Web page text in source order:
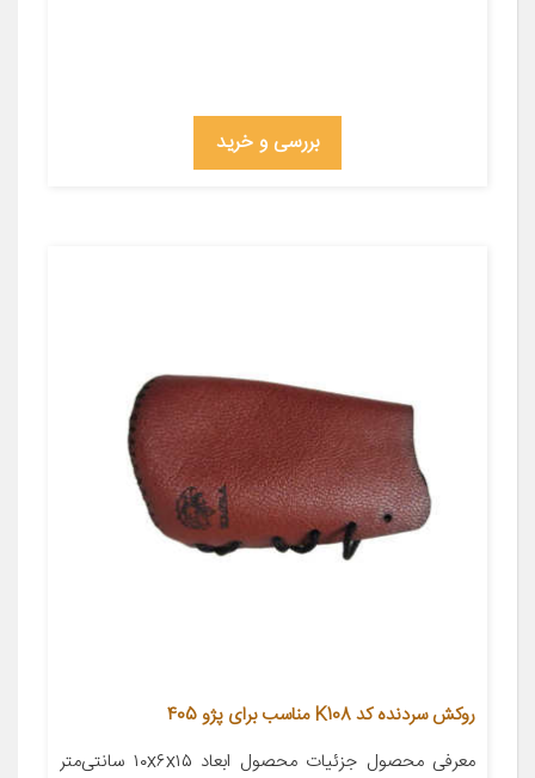
بررسی و خرید
روکش سردنده کد K108 مناسب برای پژو 405
معرفی محصول جزئیات محصول ابعاد ۱۰x۶x۱۵ سانتی‌متر